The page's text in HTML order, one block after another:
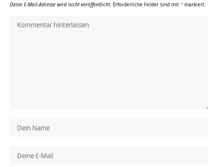
Deine E-Mail-Adresse wird nicht veröffentlicht. Erforderliche Felder sind mit * markiert.